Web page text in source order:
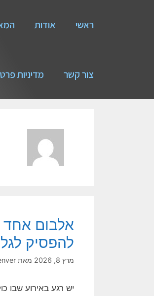
ראשי אודות
צור קשר מדיניות
אלבום אחד
להפסיק
מרץ 8, 2026 מאת
יש רגע באירוע שבו